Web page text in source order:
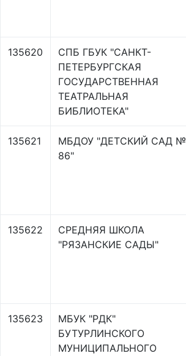
135620
СПБ ГБУК "САНКТ-
ПЕТЕРБУРГСКАЯ
ГОСУДАРСТВЕННАЯ
ТЕАТРАЛЬНАЯ
БИБЛИОТЕКА"
135621
МБДОУ "ДЕТСКИЙ САД №
86"
135622
СРЕДНЯЯ ШКОЛА
"РЯЗАНСКИЕ САДЫ"
135623
МБУК "РДК"
БУТУРЛИНСКОГО
МУНИЦИПАЛЬНОГО